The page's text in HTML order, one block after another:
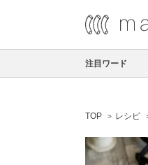
注目ワード
TOP レシピ